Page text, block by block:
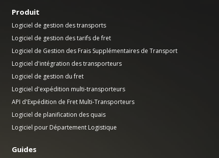
Produit
Logiciel de gestion des transports
Logiciel de gestion des tarifs de fret
Logiciel de Gestion des Frais Supplémentaires de Transport
Logiciel d'intégration des transporteurs
Logiciel de gestion du fret
Logiciel d'expédition multi-transporteurs
API d'Expédition de Fret Multi-Transporteurs
Logiciel de planification des quais
Logiciel pour Département Logistique
Guides